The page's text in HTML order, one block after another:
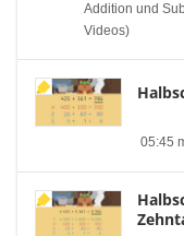
Addition und
Videos)
05:45